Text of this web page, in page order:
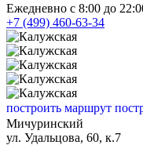
Ежедневно с 8:00 до
+7 (499) 460-63-34
построить маршрут
Мичуринский
ул. Удальцова, 60, к.7